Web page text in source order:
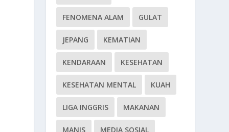
FENOMENA ALAM GULAT
JEPANG KEMATIAN
KENDARAAN KESEHATAN
KESEHATAN MENTAL KUAH
LIGA INGGRIS MAKANAN
MANIS MEDIA SOSIAL